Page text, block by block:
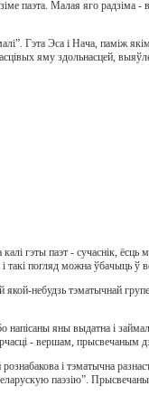
паэта. Малая яго радзіма
Гэта Эса і Нача, паміж
яму здольнасцей,
гэты паэт - сучаснік, ёсць
такі погляд можна ўбачыць ў
якой-небудзь тэматычнай
яны выдатна і
- вершам,
і тэматычна
паэзію”.